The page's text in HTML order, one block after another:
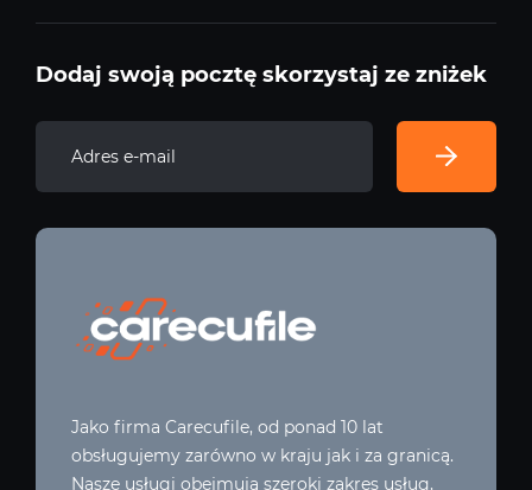
Dodaj swoją pocztę skorzystaj ze zniżek
Jako firma Carecufile, od ponad 10 lat
obsługujemy zarówno w kraju jak i za granicą.
Nasze usługi obejmują szeroki zakres usług,